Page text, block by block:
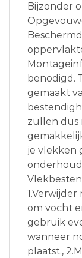
Bijzonder
benodigd.
gemaakt
zullen dus
je vlekken
om vocht
gebruik
wanneer
plaatst.,